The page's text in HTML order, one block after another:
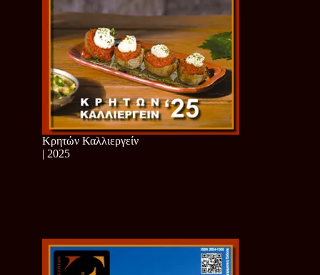
Κρητών Καλλιεργείν
| 2025